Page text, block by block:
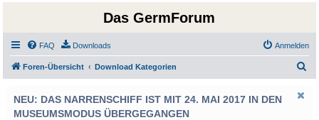
Das GermForum
FAQ Downloads Anmelden
Foren-Übersicht Download Kategorien
NEU: DAS NARRENSCHIFF IST MIT 24. MAI 2017 IN DEN
MUSEUMSMODUS ÜBERGEGANGEN